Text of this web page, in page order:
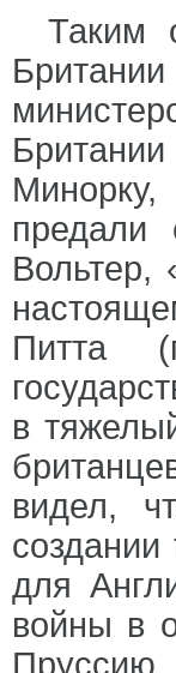
Таким
предали
Вольтер,
Питта
в
видел,
для
войны в